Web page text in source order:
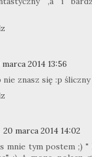
marca 2014 13:56
nie znasz się :p
20 marca 2014 14:02
mnie tym postem ;)